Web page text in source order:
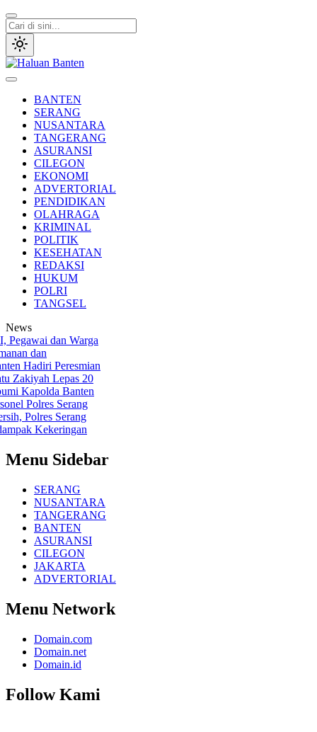
Lewati
ke
konten
BANTEN
SERANG
NUSANTARA
TANGERANG
ASURANSI
CILEGON
EKONOMI
ADVERTORIAL
PENDIDIKAN
OLAHRAGA
KRIMINAL
POLITIK
KESEHATAN
REDAKSI
HUKUM
POLRI
TANGSEL
News
dan Warga
dan
Hadiri Peresmian
Lepas 20
Kapolda Banten
Polres Serang
Polres Serang
Kekeringan
Menu Sidebar
SERANG
NUSANTARA
TANGERANG
BANTEN
ASURANSI
CILEGON
JAKARTA
ADVERTORIAL
Menu Network
Domain.com
Domain.net
Domain.id
Follow Kami